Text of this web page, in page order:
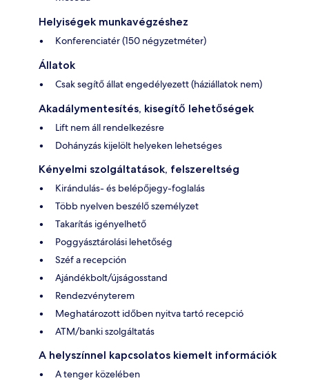
Helyiségek munkavégzéshez
Konferenciatér (150 négyzetméter)
Állatok
Csak segítő állat engedélyezett (háziállatok nem)
Akadálymentesítés, kisegítő lehetőségek
Lift nem áll rendelkezésre
Dohányzás kijelölt helyeken lehetséges
Kényelmi szolgáltatások, felszereltség
Kirándulás- és belépőjegy-foglalás
Több nyelven beszélő személyzet
Takarítás igényelhető
Poggyásztárolási lehetőség
Széf a recepción
Ajándékbolt/újságosstand
Rendezvényterem
Meghatározott időben nyitva tartó recepció
ATM/banki szolgáltatás
A helyszínnel kapcsolatos kiemelt információk
A tenger közelében